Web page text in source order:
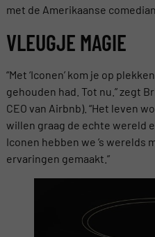
met de Amerikaanse
VLEUGJE MAGIE
“Met ‘Iconen’ kom je op
gehouden had. Tot nu.” zegt
CEO van Airbnb). “Het leven
willen graag de echte wereld
Iconen hebben we ’s werelds
ervaringen gemaakt.”